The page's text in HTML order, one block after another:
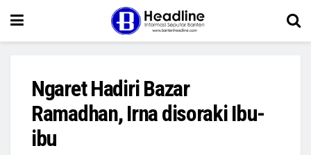
Ngaret Hadiri Bazar
Ramadhan, Irna disoraki Ibu-
ibu